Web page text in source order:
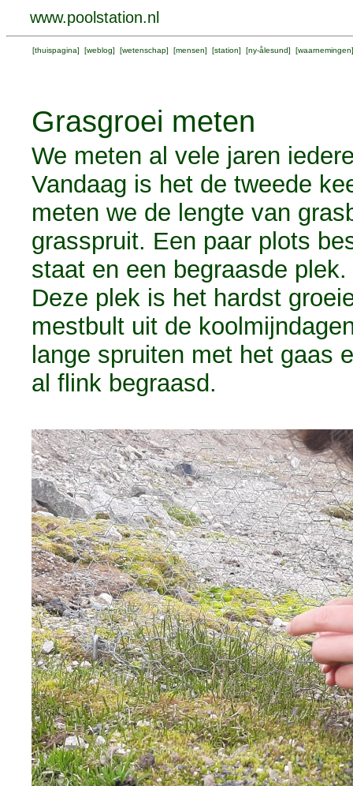
www.poolstation.nl
[thuispagina] [weblog] [wetenschap] [mensen] [station] [ny-ålesund] [waarnemingen
Grasgroei meten
We meten al vele jaren
Vandaag is het de tweede
meten we de lengte van
grasspruit. Een paar plots
staat en een begraasde plek.
Deze plek is het hardst
mestbult uit de
lange spruiten met het gaas
al flink begraasd.